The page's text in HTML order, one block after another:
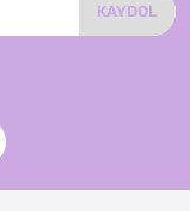
KAYDOL